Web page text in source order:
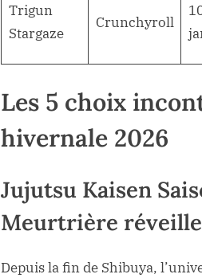
Trigun
Stargaze
Crunchyroll
Les 5 choix
hivernale 2026
Jujutsu Kaisen
Meurtrière
Depuis la fin de Shibuya,